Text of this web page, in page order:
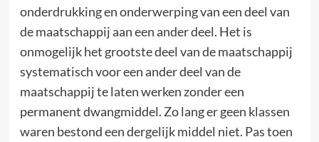
onderdrukking en onderwerping van een deel van
de maatschappij aan een ander deel. Het is
onmogelijk het grootste deel van de maatschappij
systematisch voor een ander deel van de
maatschappij te laten werken zonder een
permanent dwangmiddel. Zo lang er geen klassen
waren bestond een dergelijk middel niet. Pas toen